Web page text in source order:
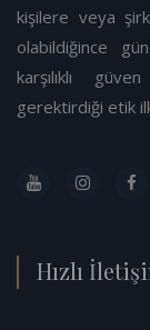
kişilere veya
olabildiğince
karşılıklı
gerektirdiği etik
Hızlı